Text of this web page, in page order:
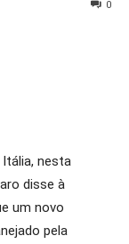
0
Itália, nesta
disse à
um novo
pela